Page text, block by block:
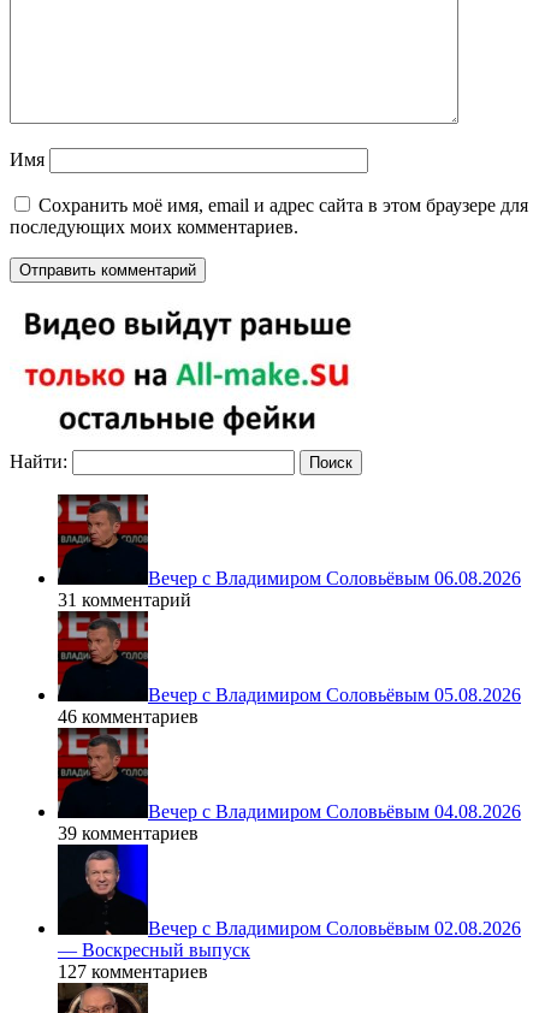
Имя
Сохранить моё имя, email и адрес сайта в этом браузере для
последующих моих комментариев.
Найти:
Вечер с Владимиром Соловьёвым 06.08.2026
31 комментарий
Вечер с Владимиром Соловьёвым 05.08.2026
46 комментариев
Вечер с Владимиром Соловьёвым 04.08.2026
39 комментариев
Вечер с Владимиром Соловьёвым 02.08.2026
— Воскресный выпуск
127 комментариев